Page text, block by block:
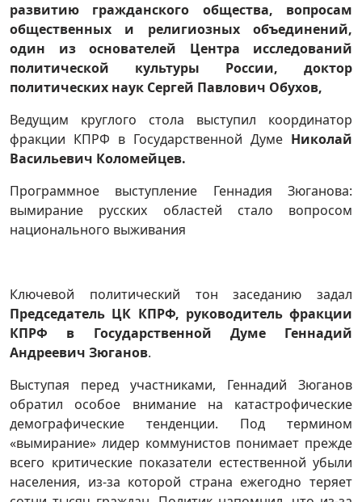
развитию гражданского общества, вопросам
общественных и религиозных объединений,
один из основателей Центра исследований
политической культуры России, доктор
политических наук Сергей Павлович Обухов,
Ведущим круглого стола выступил координатор
фракции КПРФ в Государственной Думе Николай
Васильевич Коломейцев.
Программное выступление Геннадия Зюганова:
вымирание русских областей стало вопросом
национального выживания
Ключевой политический тон заседанию задал
Председатель ЦК КПРФ, руководитель фракции
КПРФ в Государственной Думе Геннадий
Андреевич Зюганов.
Выступая перед участниками, Геннадий Зюганов
обратил особое внимание на катастрофические
демографические тенденции. Под термином
«вымирание» лидер коммунистов понимает прежде
всего критические показатели естественной убыли
населения, из-за которой страна ежегодно теряет